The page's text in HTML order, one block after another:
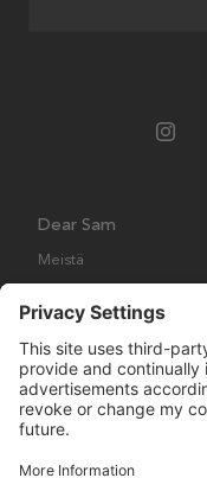
Dear Sam
Meistä